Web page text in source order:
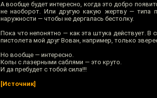
А вообще будет интересно, когда это добро
не наоборот. Или другую какую жертву — типа
наружности — чтобы не дергалась бестолку.
Пока что непонятно — как эта штука действует.
пистолета мой друг Вован, например, только
Но вообще — интересно.
Копы с лазерными саблями — это круто.
И да пребудет с тобой сила!!!
[Источник]